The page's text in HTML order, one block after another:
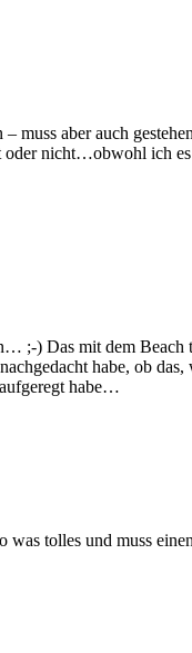
aber auch
nicht…obwohl ich
;-) Das mit dem
habe, ob
habe…
tolles und muss